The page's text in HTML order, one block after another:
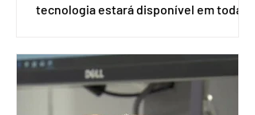
tecnologia estará disponível em todas
Apesar da requisição, a biometria não é
obrigatória para exercer o direito ao
voto. Se o título estiver regular, o